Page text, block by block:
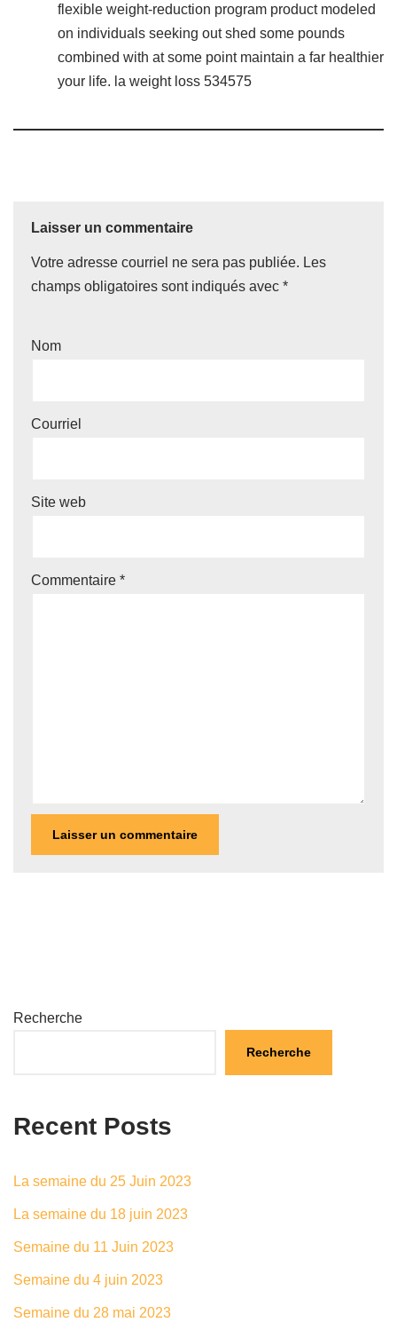
flexible weight-reduction program product modeled
on individuals seeking out shed some pounds
combined with at some point maintain a far healthier
your life. la weight loss 534575
Laisser un commentaire
Votre adresse courriel ne sera pas publiée. Les
champs obligatoires sont indiqués avec *
Nom
Courriel
Site web
Commentaire *
Recherche
Recherche
Recent Posts
La semaine du 25 Juin 2023
La semaine du 18 juin 2023
Semaine du 11 Juin 2023
Semaine du 4 juin 2023
Semaine du 28 mai 2023